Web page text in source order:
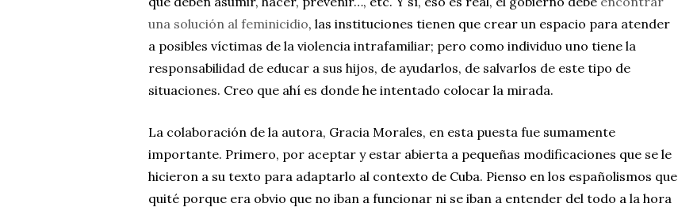
una solución al feminicidio, las instituciones tienen que crear un espacio para atender
a posibles víctimas de la violencia intrafamiliar; pero como individuo uno tiene la
responsabilidad de educar a sus hijos, de ayudarlos, de salvarlos de este tipo de
situaciones. Creo que ahí es donde he intentado colocar la mirada.
La colaboración de la autora, Gracia Morales, en esta puesta fue sumamente
importante. Primero, por aceptar y estar abierta a pequeñas modificaciones que se le
hicieron a su texto para adaptarlo al contexto de Cuba. Pienso en los españolismos que
quité porque era obvio que no iban a funcionar ni se iban a entender del todo a la hora